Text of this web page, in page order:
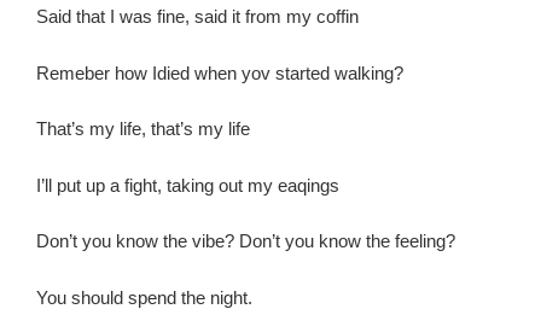
Said that I was fine, said it from my coffin
Remeber how Idied when yov started walking?
That’s my life, that’s my life
I’ll put up a fight, taking out my eaqings
Don’t you know the vibe? Don’t you know the feeling?
You should spend the night.